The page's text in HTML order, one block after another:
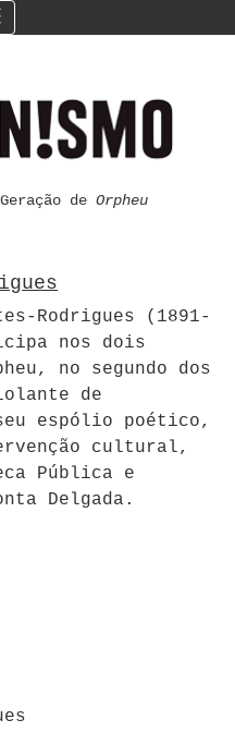
de Orpheu
Rodrigues (1891-
nos dois
no segundo dos
de
espólio poético,
cultural,
Pública e
Delgada.